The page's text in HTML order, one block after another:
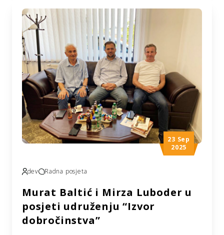
el Islami iz Kuvajta, Mahmud En-Nedždi,
posjetila je Medžlis Islamske zajednice
Zvornik i gradilište džamije u Glumini. Posjeta
je organizovana s ciljem praćenja dinamike
radova na projektu izgradnje džamije, čiji je
najveći donator […]
23 Sep
2025
dev Radna posjeta
Murat Baltić i Mirza Luboder u
posjeti udruženju “Izvor
dobročinstva”